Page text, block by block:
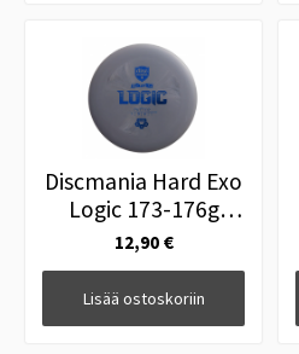
Discmania Hard Exo
Logic 173-176g
Harmaa
12,90 €
Lisää ostoskoriin